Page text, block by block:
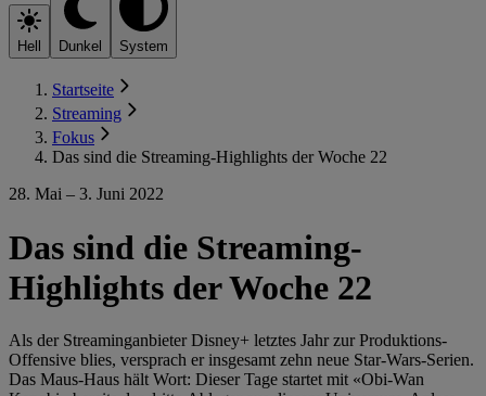
Hell Dunkel System
Startseite
Streaming
Fokus
Das sind die Streaming-Highlights der Woche 22
28. Mai – 3. Juni 2022
Das sind die Streaming-
Highlights der Woche 22
Als der Streaminganbieter Disney+ letztes Jahr zur Produktions-
Offensive blies, versprach er insgesamt zehn neue Star-Wars-Serien.
Das Maus-Haus hält Wort: Dieser Tage startet mit «Obi-Wan